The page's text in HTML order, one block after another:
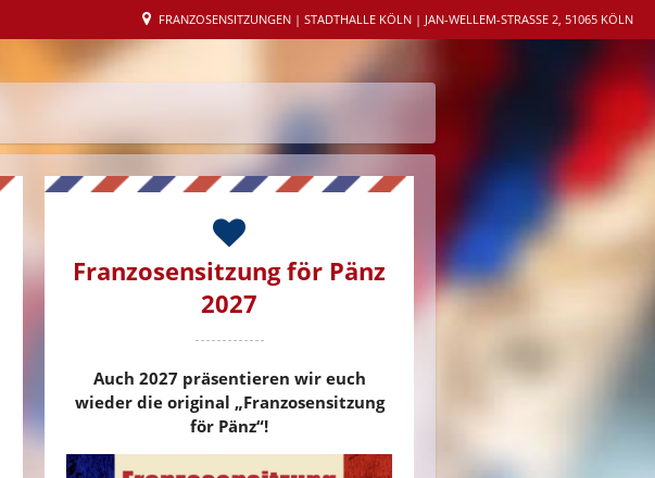
FRANZOSENSITZUNGEN | STADTHALLE KÖLN | JAN-WELLEM-STRASSE 2, 51065 KÖLN
Franzosensitzung för Pänz
2027
Auch 2027 präsentieren wir euch
wieder die original „Franzosensitzung
för Pänz“!